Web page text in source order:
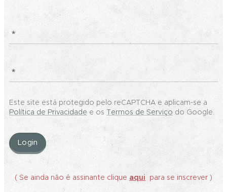
Este site está protegido pelo reCAPTCHA e aplicam-se a
Política de Privacidade e os Termos de Serviço do Google.
Login
( Se ainda não é assinante clique aquipara se inscrever )